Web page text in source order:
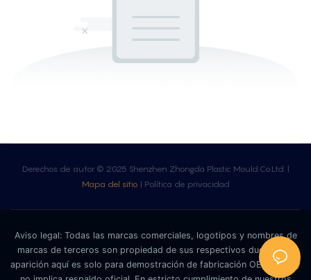
Derechos de autor © 2025 Shenzhen Zhongda Plastic Mould.Co.Ltd. |
Mapa del sitio | Política de privacidad
Aviso legal: Todas las marcas comerciales, logotipos y nombres de
marcas de terceros son propiedad de sus respectivos dueños. Su
aparición aquí es solo para demostración de fabricación OEM/ODM y